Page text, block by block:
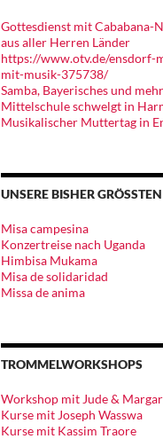
Gottesdienst mit Cababana-
aus aller Herren Länder
https://www.otv.de/ensdorf-
mit-musik-375738/
Samba, Bayerisches und mehr
Mittelschule schwelgt in
Musikalischer Muttertag in
UNSERE BISHER
Misa campesina
Konzertreise nach Uganda
Himbisa Mukama
Misa de solidaridad
Missa de anima
TROMMELWORKSHOPS
Workshop mit Jude &
Kurse mit Joseph Wasswa
Kurse mit Kassim Traore